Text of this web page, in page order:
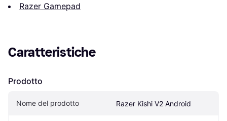
Razer Gamepad
Caratteristiche
Prodotto
Nome del prodotto Razer Kishi V2 Android